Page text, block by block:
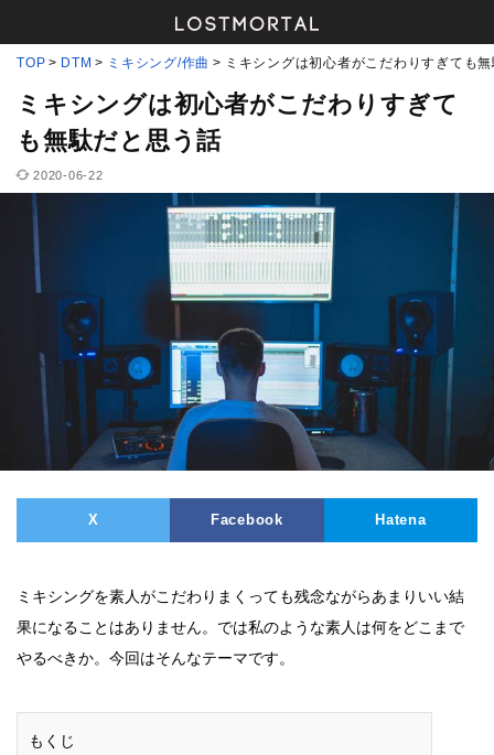
TOP DTM ミキシング/作曲 ミキシングは初心者がこだわりすぎても
ミキシングは初心者がこだわりすぎて
も無駄だと思う話
2020-06-22
X Facebook Hatena
ミキシングを素人がこだわりまくっても残念ながらあまりいい結
果になることはありません。では私のような素人は何をどこまで
やるべきか。今回はそんなテーマです。
もくじ